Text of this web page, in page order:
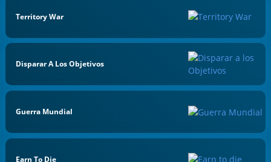
Territory War
Disparar A Los Objetivos
Guerra Mundial
Earn To Die